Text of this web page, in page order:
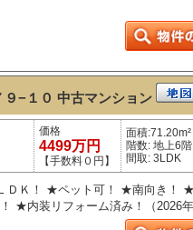
９−１０ 中古マンション
価格
4499万円
【手数料０円】
面積:71.20m²
階数: 地上6階
間取: 3LDK
ＤＫ！ ★ペット可！ ★南向き！
★内装リフォーム済み！（2026